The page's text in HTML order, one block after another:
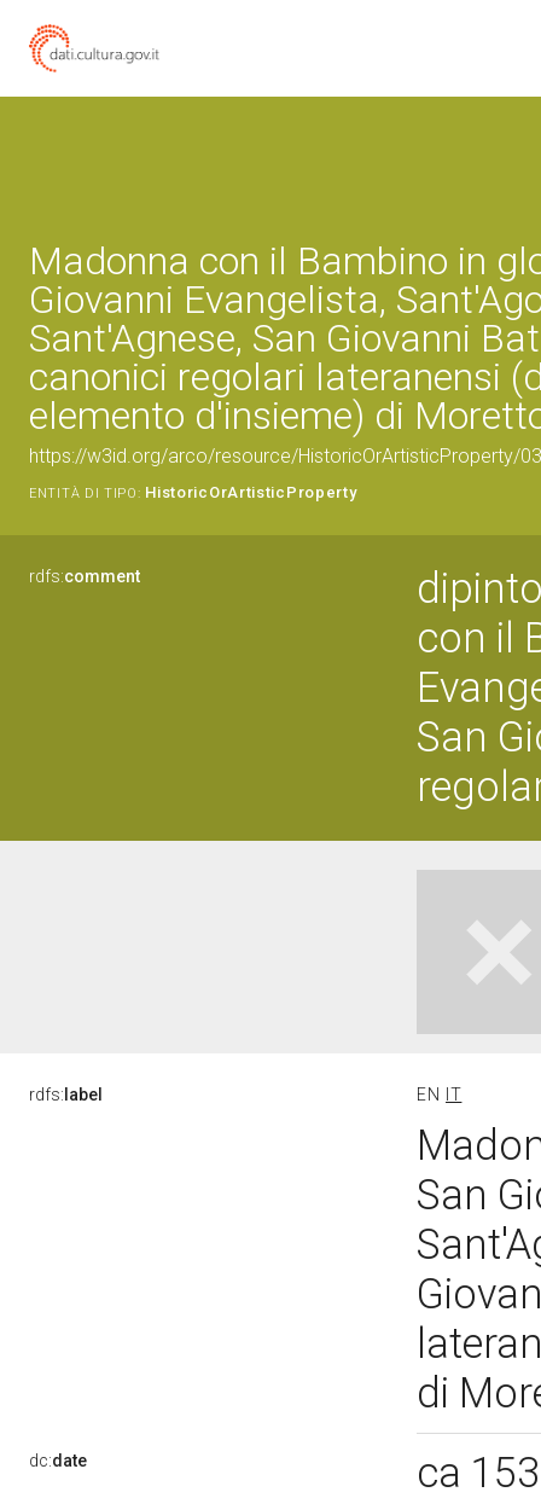
Madonna con il Bambino in
Giovanni Evangelista,
Sant'Agnese, San Giovanni
canonici regolari lateranensi
elemento d'insieme) di
https://w3id.org/arco/resource/HistoricOrArtisticProperty/
ENTITÀ DI TIPO: HistoricOrArtisticProperty
rdfs:comment
con il
San
rdfs: label EN IT
San
di
dc:date ca